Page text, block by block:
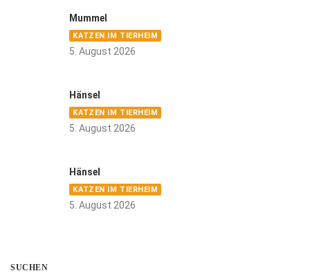
Mummel
KATZEN IM TIERHEIM
5. August 2026
Hänsel
KATZEN IM TIERHEIM
5. August 2026
Hänsel
KATZEN IM TIERHEIM
5. August 2026
SUCHEN